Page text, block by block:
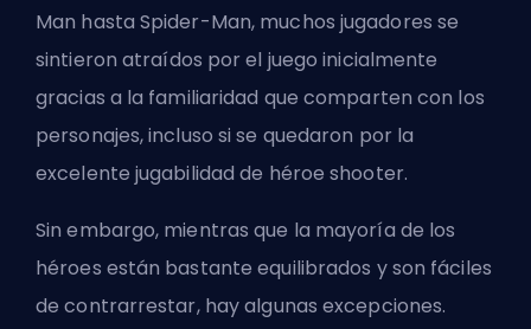
Man hasta Spider-Man, muchos jugadores se
sintieron atraídos por el juego inicialmente
gracias a la familiaridad que comparten con los
personajes, incluso si se quedaron por la
excelente jugabilidad de héroe shooter.
Sin embargo, mientras que la mayoría de los
héroes están bastante equilibrados y son fáciles
de contrarrestar, hay algunas excepciones.